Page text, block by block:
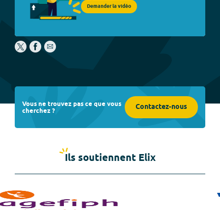
Demander la vidéo
Vous ne trouvez pas ce que vous
cherchez ? Contactez-nous
Ils soutiennent Elix